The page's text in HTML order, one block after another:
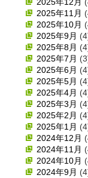
2025年11月
2025年10月
2025年9月
2025年8月
2025年7月
2025年6月
2025年5月
2025年4月
2025年3月
2025年2月
2025年1月
2024年12月
2024年11月
2024年10月
2024年9月